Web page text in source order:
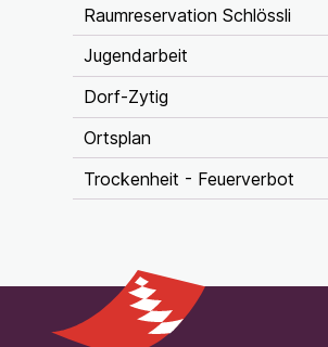
Raumreservation Schlössli
Jugendarbeit
Dorf-Zytig
Ortsplan
Trockenheit - Feuerverbot